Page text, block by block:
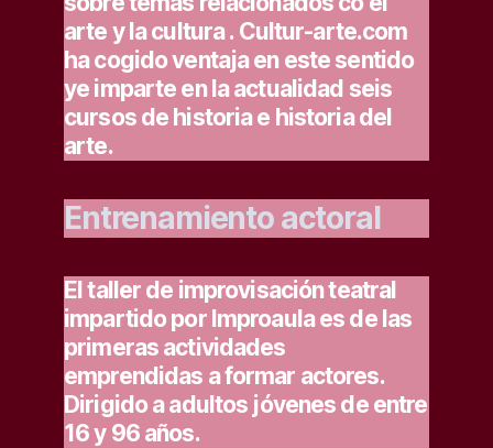
arte y la cultura . Cultur-arte.com
ha cogido ventaja en este sentido
ye imparte en la actualidad seis
cursos de historia e historia del
arte.
Entrenamiento actoral
El taller de improvisación teatral
impartido por Improaula es de las
primeras actividades
emprendidas a formar actores.
Dirigido a adultos jóvenes de entre
16 y 96 años.